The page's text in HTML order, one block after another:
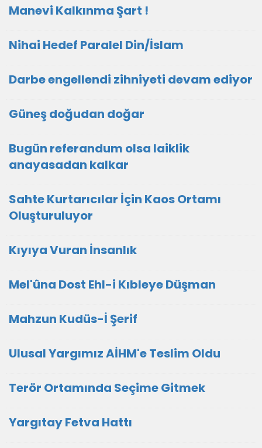
Manevi Kalkınma Şart !
Nihai Hedef Paralel Din/İslam
Darbe engellendi zihniyeti devam ediyor
Güneş doğudan doğar
Bugün referandum olsa laiklik
anayasadan kalkar
Sahte Kurtarıcılar İçin Kaos Ortamı
Oluşturuluyor
Kıyıya Vuran İnsanlık
Mel'ûna Dost Ehl-i Kıbleye Düşman
Mahzun Kudüs-İ Şerif
Ulusal Yargımız AİHM'e Teslim Oldu
Terör Ortamında Seçime Gitmek
Yargıtay Fetva Hattı